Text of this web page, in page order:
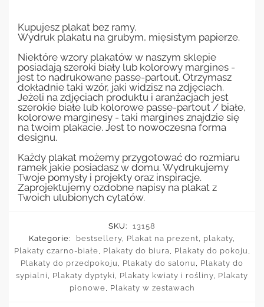
Kupujesz plakat bez ramy.
Wydruk plakatu na grubym, mięsistym papierze.
Niektóre wzory plakatów w naszym sklepie
posiadają szeroki biały lub kolorowy margines -
jest to nadrukowane passe-partout. Otrzymasz
dokładnie taki wzór, jaki widzisz na zdjęciach.
Jeżeli na zdjęciach produktu i aranżacjach jest
szerokie białe lub kolorowe passe-partout / białe,
kolorowe marginesy - taki margines znajdzie się
na twoim plakacie. Jest to nowoczesna forma
designu.
Każdy plakat możemy przygotować do rozmiaru
ramek jakie posiadasz w domu. Wydrukujemy
Twoje pomysły i projekty oraz inspiracje.
Zaprojektujemy ozdobne napisy na plakat z
Twoich ulubionych cytatów.
SKU:
13158
Kategorie:
bestsellery Plakat na prezent plakaty
Plakaty czarno-białe
Plakaty do biura Plakaty do pokoju
Plakaty do przedpokoju
Plakaty do salonu
Plakaty do
sypialni
Plakaty dyptyki Plakaty kwiaty i rośliny Plakaty
pionowe
Plakaty w zestawach